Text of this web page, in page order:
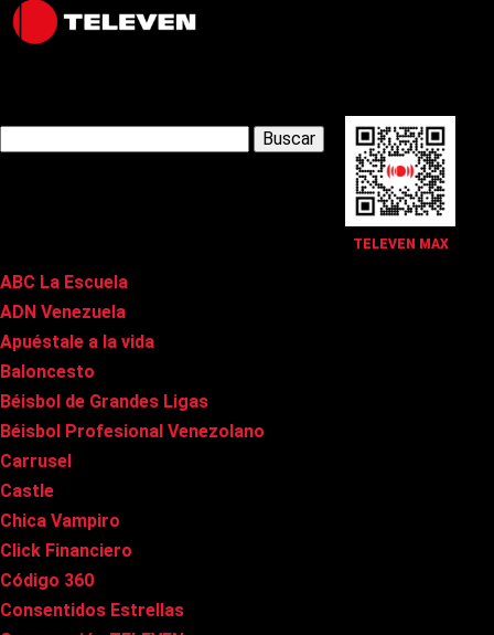
TELEVEN MAX
Latest Posts
ABC La Escuela
ADN Venezuela
Apuéstale a la vida
Baloncesto
Béisbol de Grandes Ligas
Béisbol Profesional Venezolano
Carrusel
Castle
Chica Vampiro
Click Financiero
Código 360
Consentidos Estrellas